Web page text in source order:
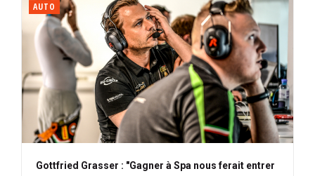
AUTO
Gottfried Grasser : "Gagner à Spa nous ferait entrer